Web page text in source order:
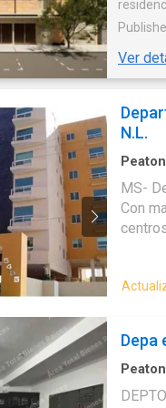
zonas
alta
dialoga
las
de vida
estilo
Ver
N.L.
·
MS-
Con
Depa
·
DEPTO 120